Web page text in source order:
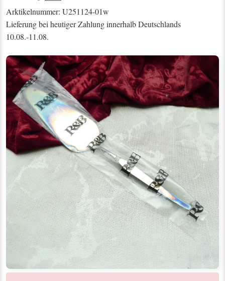
Arktikelnummer: U251124-01w
Lieferung bei heutiger Zahlung innerhalb Deutschlands
10.08.-11.08.